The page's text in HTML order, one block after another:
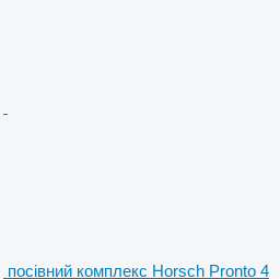
посівний комплекс Horsch Pronto 4